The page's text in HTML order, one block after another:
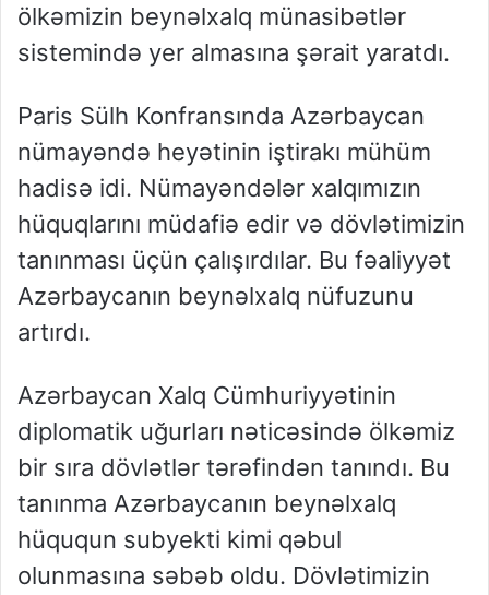
ölkəmizin beynəlxalq münasibətlər
sistemində yer almasına şərait yaratdı.
Paris Sülh Konfransında Azərbaycan
nümayəndə heyətinin iştirakı mühüm
hadisə idi. Nümayəndələr xalqımızın
hüquqlarını müdafiə edir və dövlətimizin
tanınması üçün çalışırdılar. Bu fəaliyyət
Azərbaycanın beynəlxalq nüfuzunu
artırdı.
Azərbaycan Xalq Cümhuriyyətinin
diplomatik uğurları nəticəsində ölkəmiz
bir sıra dövlətlər tərəfindən tanındı. Bu
tanınma Azərbaycanın beynəlxalq
hüququn subyekti kimi qəbul
olunmasına səbəb oldu. Dövlətimizin